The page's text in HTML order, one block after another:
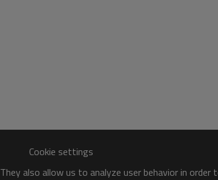
Cookie settings
also allow us to analyze user behavior in